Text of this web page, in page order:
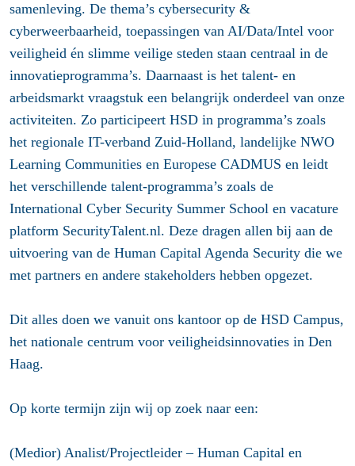
samenleving. De thema’s cybersecurity &
cyberweerbaarheid, toepassingen van AI/Data/Intel voor
veiligheid én slimme veilige steden staan centraal in de
innovatieprogramma’s. Daarnaast is het talent- en
arbeidsmarkt vraagstuk een belangrijk onderdeel van onze
activiteiten. Zo participeert HSD in programma’s zoals
het regionale IT-verband Zuid-Holland, landelijke NWO
Learning Communities en Europese CADMUS en leidt
het verschillende talent-programma’s zoals de
International Cyber Security Summer School en vacature
platform SecurityTalent.nl. Deze dragen allen bij aan de
uitvoering van de Human Capital Agenda Security die we
met partners en andere stakeholders hebben opgezet.
Dit alles doen we vanuit ons kantoor op de HSD Campus,
het nationale centrum voor veiligheidsinnovaties in Den
Haag.
Op korte termijn zijn wij op zoek naar een:
(Medior) Analist/Projectleider – Human Capital en